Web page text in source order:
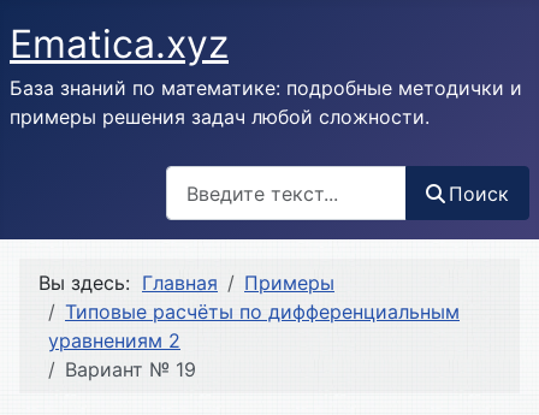
Ematica.xyz
База знаний по математике: подробные методички и
примеры решения задач любой сложности.
Поиск
Вы здесь: Главная
Примеры
Типовые расчёты по дифференциальным
уравнениям 2
Вариант № 19